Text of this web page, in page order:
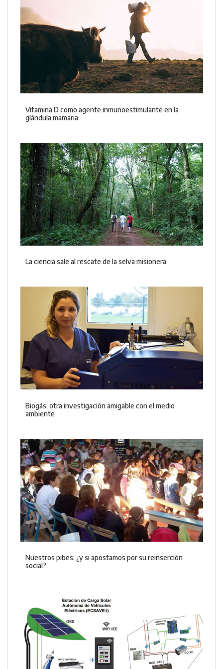
Vitamina D como agente inmunoestimulante en la
glándula mamaria
La ciencia sale al rescate de la selva misionera
Biogás; otra investigación amigable con el medio
ambiente
Nuestros pibes: ¿y si apostamos por su reinserción
social?